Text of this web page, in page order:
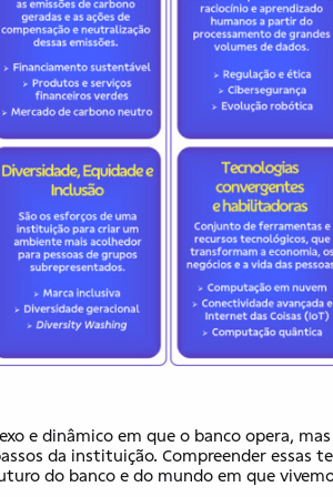
e dinâmico em que o banco opera,
da instituição. Compreender essas
do banco e do mundo em que